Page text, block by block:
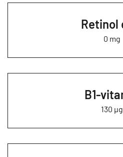
Retinol
0 mg
B1-
130 µg